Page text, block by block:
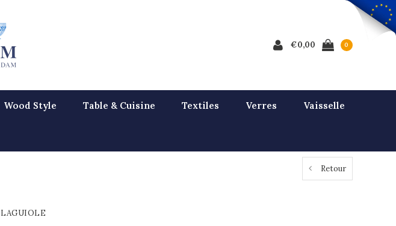
€0,00 0
Wood Style Table & Cuisine Textiles Verres Vaisselle
Retour
LAGUIOLE